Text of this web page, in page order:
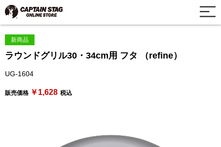
新商品
ラウンドグリル30・34cm用 フタ （refine）
UG-1604
販売価格 ￥1,628 税込